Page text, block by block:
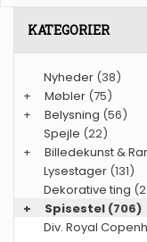
KATEGORIER
Nyheder (38)
+
Møbler (75)
+
Belysning (56)
Spejle (22)
+
Billedekunst &
Lysestager (131)
Dekorative ting
+
Spisestel (706)
Div. Royal